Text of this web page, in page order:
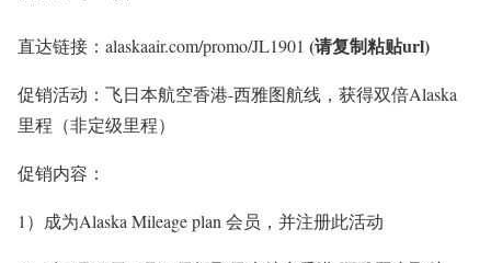
直达链接：alaskaair.com/promo/JL1901 (请复制粘贴url)
促销活动：飞日本航空香港-西雅图航线，获得双倍Alaska
里程（非定级里程）
促销内容：
1）成为Alaska Mileage plan 会员，并注册此活动